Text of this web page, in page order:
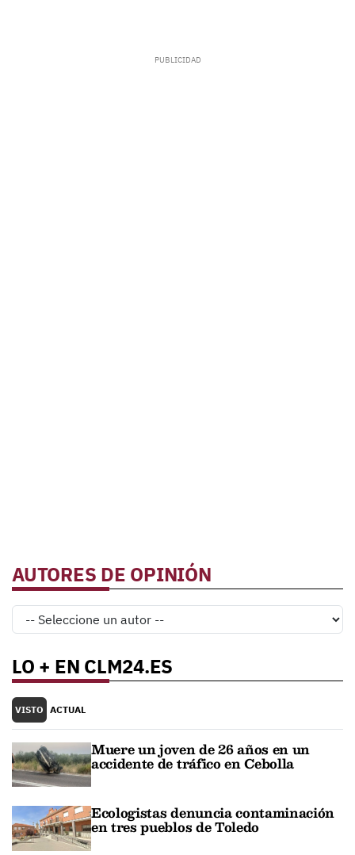
AUTORES DE OPINIÓN
LO + EN CLM24.ES
VISTO ACTUAL
Muere un joven de 26 años en un
accidente de tráfico en Cebolla
Ecologistas denuncia contaminación
en tres pueblos de Toledo